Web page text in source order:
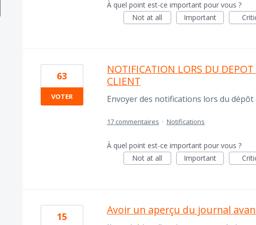
À quel point est-ce important pour vous ?
Not at all
Important
NOTIFICATION LORS DU DEPOT
CLIENT
Envoyer des notifications lors du
63
VOTER
17 commentaires · Notifications
À quel point est-ce important pour vous ?
Not at all
Important
Avoir un aperçu du journal
15